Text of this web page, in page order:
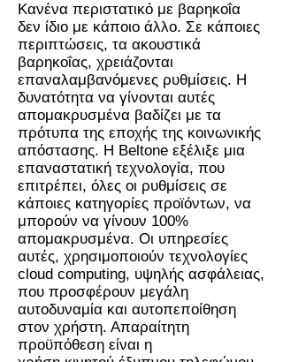
Κανένα περιστατικό με βαρηκοΐα
δεν ίδιο με κάποιο άλλο. Σε κάποιες
περιπτώσεις, τα ακουστικά
βαρηκοΐας, χρειάζονται
επαναλαμβανόμενες ρυθμίσεις. Η
δυνατότητα να γίνονται αυτές
απομακρυσμένα βαδίζει με τα
πρότυπα της εποχής της κοινωνικής
απόστασης. Η Beltone εξέλιξε μια
επαναστατική τεχνολογία, που
επιτρέπει, όλες οι ρυθμίσεις σε
κάποιες κατηγορίες προϊόντων, να
μπορούν να γίνουν 100%
απομακρυσμένα. Οι υπηρεσίες
αυτές, χρησιμοποιούν τεχνολογίες
cloud computing, υψηλής ασφάλειας,
που προσφέρουν μεγάλη
αυτοδυναμία και αυτοπεποίθηση
στον χρήστη. Απαραίτητη
προϋπόθεση είναι η